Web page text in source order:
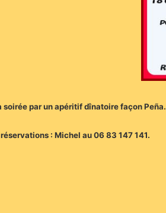
soirée par un apéritif dînatoire façon Peña.
: Michel au 06 83 147 141.